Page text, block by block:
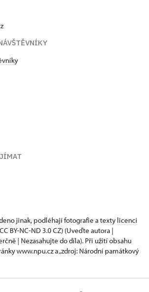
jinak, podléhají fotografie a texty licenci
BY-NC-ND 3.0 CZ) (Uveďte autora |
| Nezasahujte do díla). Při užití obsahu
www.npu.cz a „zdroj: Národní památkový